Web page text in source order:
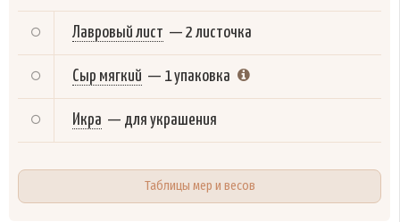
Лавровый лист — 2 листочка
Сыр мягкий — 1 упаковка
Икра — для украшения
Таблицы мер и весов